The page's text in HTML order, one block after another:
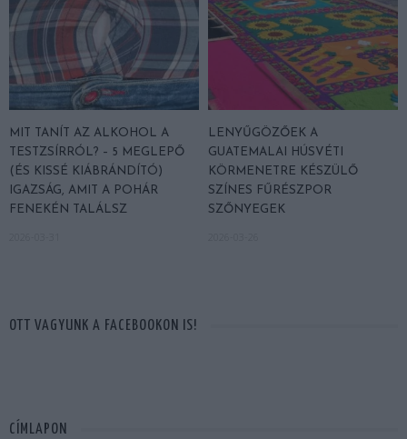
MIT TANÍT AZ ALKOHOL A
TESTZSÍRRÓL? – 5 MEGLEPŐ
(ÉS KISSÉ KIÁBRÁNDÍTÓ)
IGAZSÁG, AMIT A POHÁR
FENEKÉN TALÁLSZ
LENYŰGÖZŐEK A
GUATEMALAI HÚSVÉTI
KÖRMENETRE KÉSZÜLŐ
SZÍNES FŰRÉSZPOR
SZŐNYEGEK
OTT VAGYUNK A FACEBOOKON IS!
CÍMLAPON